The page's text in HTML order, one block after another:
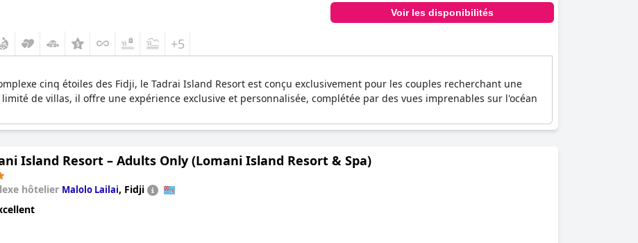
Voir les disponibilités
+5
cinq étoiles des Fidji, le Tadrai Island Resort est conçu exclusivement pour les couples recherchant une
de villas, il offre une expérience exclusive et personnalisée, complétée par des vues imprenables sur l'océan
Island Resort – Adults Only (Lomani Island Resort & Spa)
hôtelier Malolo Lailai, Fidji